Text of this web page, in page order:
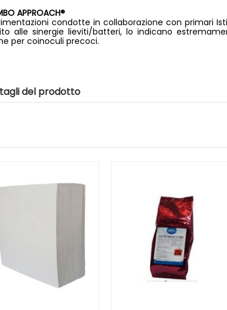
APPROACH®
condotte in collaborazione con primari
alle sinergie lieviti/batteri, lo indicano
per coinoculi precoci.
del prodotto